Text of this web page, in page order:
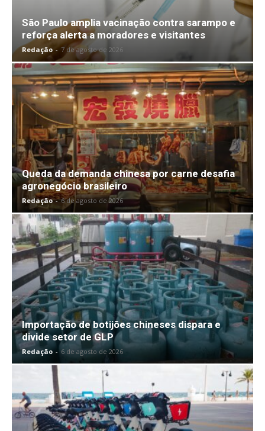
São Paulo amplia vacinação contra sarampo e
reforça alerta a moradores e visitantes
Redação - 7 de agosto de 2026
Queda da demanda chinesa por carne desafia
agronegócio brasileiro
Redação - 6 de agosto de 2026
Importação de botijões chineses dispara e
divide setor de GLP
Redação - 6 de agosto de 2026